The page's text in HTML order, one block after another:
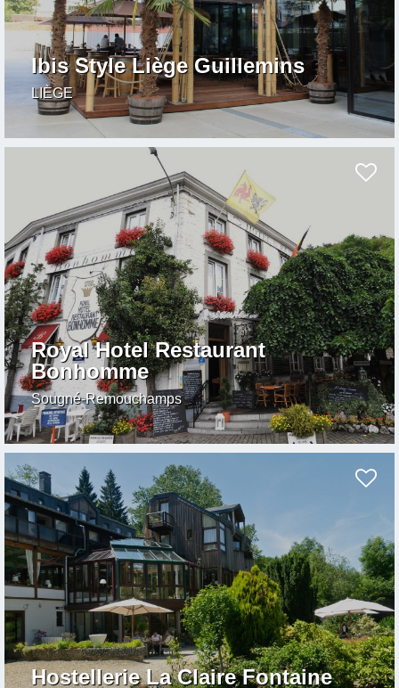
Ibis Style Liège Guillemins
LIÈGE
Royal Hotel Restaurant
Bonhomme
Sougné-Remouchamps
Hostellerie La Claire Fontaine